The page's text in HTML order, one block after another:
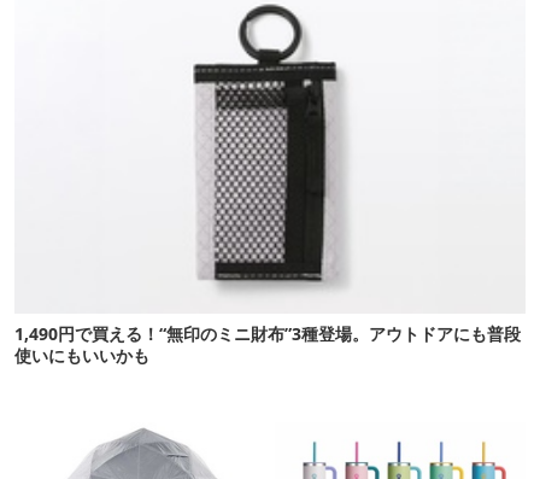
1,490円で買える！“無印のミニ財布”3種登場。アウトドアにも普段
使いにもいいかも